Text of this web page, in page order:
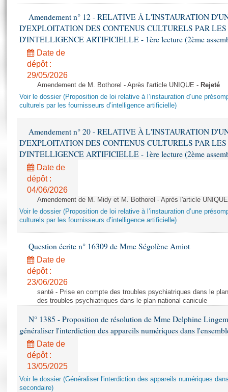
Projets de loi
Propositions de loi
Amendements
Textes adoptés
Rapports d'information
Rapports d'enquête
Rapports législatifs
Baromètre de l’application des lois
Dossiers législatifs
Budget et sécurité sociale
Questions écrites et orales
Comptes rendus des débats
Juniors
Anciennes législatures
Liens vers les sites publics
Contacts et plan d'accès
Photos libres de droit
Amendement n° 12 - RELATIVE À L'INSTAURATION
D'EXPLOITATION DES CONTENUS CULTURELS PAR LES
D'INTELLIGENCE ARTIFICIELLE - 1ère lecture (2ème
Date de
dépôt :
29/05/2026
Amendement de M. Bothorel - Après l'article UNIQUE - Rejeté
Voir le dossier (Proposition de loi relative à l’instauration d’une
culturels par les fournisseurs d’intelligence artificielle)
Amendement n° 20 - RELATIVE À L'INSTAURATION
D'EXPLOITATION DES CONTENUS CULTURELS PAR LES
D'INTELLIGENCE ARTIFICIELLE - 1ère lecture (2ème
Date de
dépôt :
04/06/2026
Amendement de M. Midy et M. Bothorel - Après l'article
Voir le dossier (Proposition de loi relative à l’instauration d’une
culturels par les fournisseurs d’intelligence artificielle)
Question écrite n° 16309 de Mme Ségolène Amiot
Date de
dépôt :
23/06/2026
santé - Prise en compte des troubles psychiatriques dans le
des troubles psychiatriques dans le plan national canicule
N° 1385 - Proposition de résolution de Mme Delphine
généraliser l'interdiction des appareils numériques dans
Date de
dépôt :
13/05/2025
Voir le dossier (Généraliser l'interdiction des appareils numériques
secondaire)